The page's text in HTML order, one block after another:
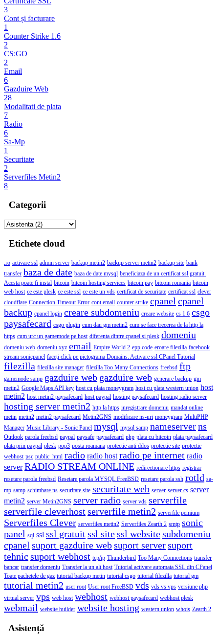
3
Cont și facturare
1
Counter Strike 1.6
2
CS:GO
2
Email
6
Gazduire Web
28
Modalitati de plata
7
Radio
6
Sa-Mp
1
Securitate
2
Serverfiles Metin2
8
Categorii
Etichete cloud
.ro activare ssl admin server backup metin2 backup server metin2 backup site bank
transfer baza de date baza de date mysql beneficiaza de un certificat ssl gratuit.
Acesta poate fi instal bitcoin bitcoin hosting services bitcoin pay bitcoin romania bitcoin
web host ce este plesk ce este ssl ce este un vds certificat de securitate certificat ssl clever
cloudflare Connection Timeout Error cont email counter strike cpanel cpanel
backup cpanel login creare subdomeniu creare website cs 1.6 csgo
paysafecard csgo plugin cum dau gm metin2 cum se face trecerea de la http la
https cum urc un gamemode pe host diferenta dintre cpanel si plesk domeniu
domeniu web domeniu xyz email Empire World 2 epp code eroare filezilla facebook
stream sonicpanel faceți click pe pictograma Domains. Activare ssl CPanel Tutorial
filezilla filezilla site manager filezilla Too Many Connections freebsd ftp
gamemode samp gazduire web gazduire web generare backup gm
metin2 Google Maps API key host cu plata moneygram host cu plata western union host
metin2 host metin2 paysafecard host paypal hosting paysafecard hosting radio server
hosting server metin2 http la https inregistrare domeniu mandat online
metin metin2 metin2 paysafecard Metin2GNS modificare ns-uri moneygram MultiPHP
Manager Music Library - Sonic Panel mysql mysql samp nameserverns
Outlook parola freebsd paypal paysafe paysafecard php plata cu bitcoin plata paysafecard
plata prin paypal plesk pop3 posta roamana protectie anti ddos protectie site protectie
webhost psc public_html radio radio host radio pe internet radio
server RADIO STREAM ONLINE redirectionare https registrar
resetare parola freebsd Resetare parola MYSQL FreeBSD resetare parola ssh rotld sa-
mp samp schimbare ns securitate site securitate web server server cs server
metin2 server Metin2GNS server radio server vds serverfile
serverfile cleverhostserverfile metin2 serverfile pemium
Serverfiles Clever serverfiles metin2 Serverfiles Zearth 2 smtp sonic
panel sql ssl ssl gratuitssl sitessl websitesubdomeniu
cpanel suport gazduire websuport serversuport
tehnic suport webhost tcp/ip Thunderbird Too Many Connections transfer
bancar transfer domeniu Transfer la un alt host Tutorial activare automata SSL din CPanel
Toate pachetele de gaz tutorial backup metin tutorial csgo tutorial filezilla tutorial gm
tutorial metin2 user root User root FreeBSD vds vds vs vps versiune php
virtual server vps web host webhost webhost paysafecard webhost plesk
webmail website builder website hosting western union whois Zearth 2
Asistență